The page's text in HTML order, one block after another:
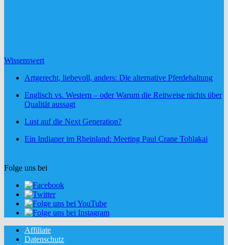
Wissenswert
Artgerecht, liebevoll, anders: Die alternative Pferdehaltung
Englisch vs. Western – oder Warum die Reitweise nichts über
Qualität aussagt
Lust auf die Next Generation?
Ein Indianer im Rheinland: Meeting Paul Crane Tohlakai
Folge uns bei
Affiliate
Datenschutz